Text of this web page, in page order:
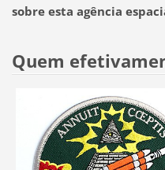
sobre esta agência
Quem